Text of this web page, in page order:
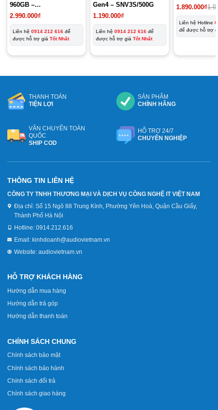
960GB –
SEDC2000BM8/960G
2.990.000₫
Liên hệ 0914 212 616 để
được hỗ trợ giá Tốt Nhất
Gen4 – SNV3S/500G
1.190.000₫
Liên hệ0914 212 616 để
được hỗ trợ giáTốt Nhất
Giá
gốc
là:
1.990.000₫.
1.890.000₫
Giá
hiện
tại
là:
1.890.000₫.
Liên hệ Hotline
để được hỗ trợ
THANH TOÁN
TIỆN LỢI
SẢN PHẨM
CHÍNH HÃNG
VẬN CHUYỂN TOÀN
QUỐC
SHIP COD
HỖ TRỢ 24/7
CHUYÊN NGHIỆP
THÔNG TIN LIÊN HỆ
CÔNG TY TNHH THƯƠNG MẠI VÀ DỊCH VỤ CÔNG NGHỆ IT VIỆT NAM
Địa chỉ: Số 15 Ngõ 88 Trung Kính, Phường Yên Hoà, Quận Cầu Giấy,
Thành Phố Hà Nội
Hotline: 0914.212.616
Email: kinhdoanh@audiovietnam.vn
Website: audiovietnam.vn
HỖ TRỢ KHÁCH HÀNG
Hướng dẫn mua hàng
Hướng dẫn trả góp
Hướng dẫn thanh toán
CHÍNH SÁCH CHUNG
Chính sách bảo mật
Chính sách bảo hành
Chính sách đổi trả
Chính sách giao hàng